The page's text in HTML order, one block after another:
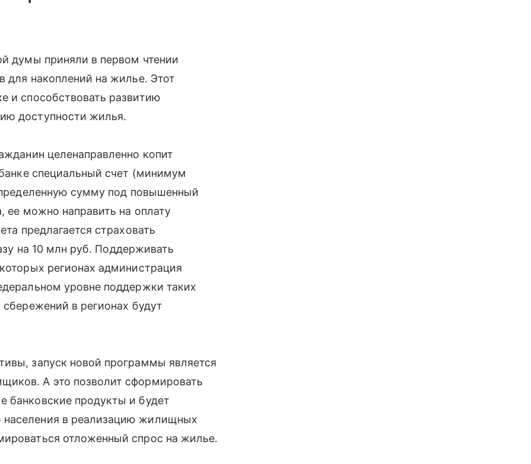
думы приняли в первом чтении
для накоплений на жилье. Этот
и способствовать развитию
доступности жилья.
целенаправленно копит
специальный счет (минимум
сумму под повышенный
ее можно направить на оплату
предлагается страховать
на 10 млн руб. Поддерживать
регионах администрация
уровне поддержки таких
в регионах будут
запуск новой программы является
А это позволит сформировать
банковские продукты и будет
населения в реализацию жилищных
отложенный спрос на жилье.